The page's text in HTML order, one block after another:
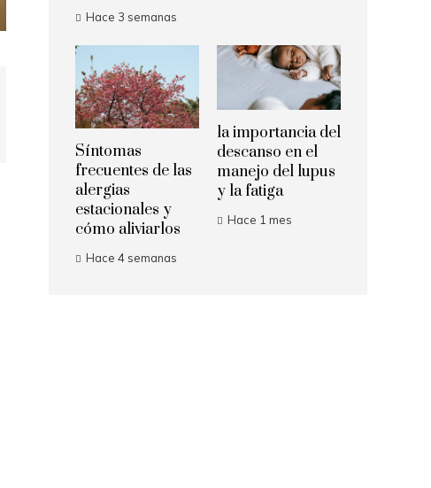
Hace 3 semanas
Síntomas
frecuentes de las
alergias
estacionales y
cómo aliviarlos
Hace 4 semanas
la importancia del
descanso en el
manejo del lupus
y la fatiga
Hace 1 mes